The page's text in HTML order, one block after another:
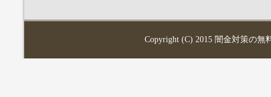
Copyright (C) 2015 闇金対策の無